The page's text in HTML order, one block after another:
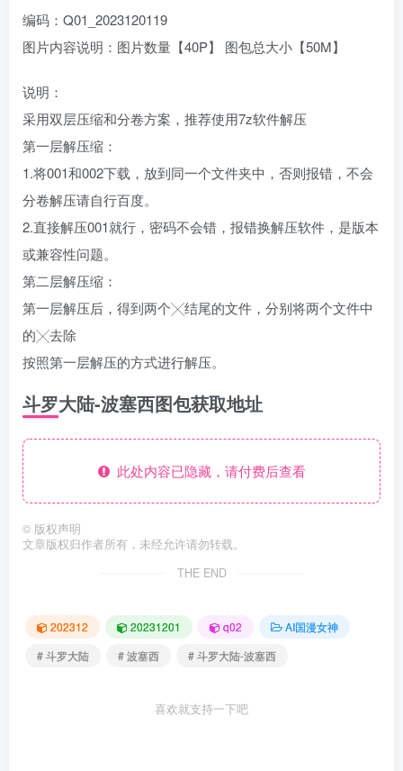
编码：Q01_2023120119
图片内容说明：图片数量【40P】 图包总大小【50M】
说明：
采用双层压缩和分卷方案，推荐使用7z软件解压
第一层解压缩：
1.将001和002下载，放到同一个文件夹中，否则报错，不会
分卷解压请自行百度。
2.直接解压001就行，密码不会错，报错换解压软件，是版本
或兼容性问题。
第二层解压缩：
第一层解压后，得到两个╳结尾的文件，分别将两个文件中
的╳去除
按照第一层解压的方式进行解压。
斗罗大陆-波塞西图包获取地址
此处内容已隐藏，请付费后查看
© 版权声明
文章版权归作者所有，未经允许请勿转载。
THE END
202312 20231201 q02
AI国漫女神
# 斗罗大陆
# 波塞西 # 斗罗大陆-波塞西
喜欢就支持一下吧